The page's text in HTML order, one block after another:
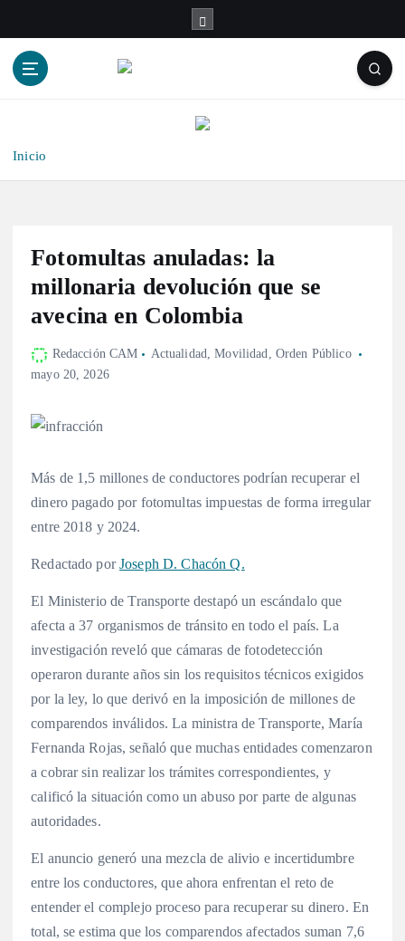
Inicio
Fotomultas anuladas: la
millonaria devolución que se
avecina en Colombia
Redacción CAM Actualidad,Movilidad, Orden Público
mayo 20, 2026
Más de 1,5 millones de conductores podrían recuperar el
dinero pagado por fotomultas impuestas de forma irregular
entre 2018 y 2024.
Redactado porJoseph D. Chacón Q.
El Ministerio de Transporte destapó un escándalo que
afecta a 37 organismos de tránsito en todo el país. La
investigación reveló que cámaras de fotodetección
operaron durante años sin los requisitos técnicos exigidos
por la ley, lo que derivó en la imposición de millones de
comparendos inválidos. La ministra de Transporte, María
Fernanda Rojas, señaló que muchas entidades comenzaron
a cobrar sin realizar los trámites correspondientes, y
calificó la situación como un abuso por parte de algunas
autoridades.
El anuncio generó una mezcla de alivio e incertidumbre
entre los conductores, que ahora enfrentan el reto de
entender el complejo proceso para recuperar su dinero. En
total, se estima que los comparendos afectados suman 7,6